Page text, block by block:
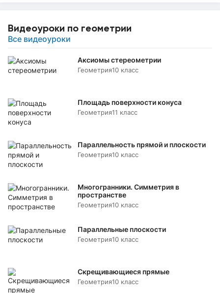
Видеоуроки по геометрии
Все видеоуроки
Аксиомы стереометрии
Геометрия10 класс
Площадь поверхности конуса
Геометрия11 класс
Параллельность прямой и плоскости
Геометрия10 класс
Многогранники. Симметрия в
пространстве
Геометрия10 класс
Параллельные плоскости
Геометрия10 класс
Скрещивающиеся прямые
Геометрия10 класс